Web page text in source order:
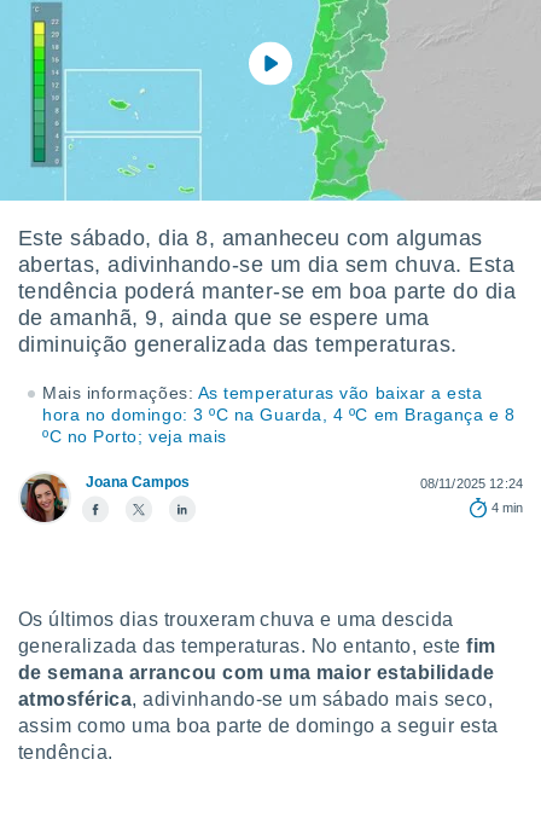
e
forma
digital
permite-
a nossa
de alta
botão
a
todos os
ou
no
como
um perfil
lhe
e
com
ACEITAR
CONTINUAR
CONFIGURAÇÕES
Este sábado, dia 8, amanheceu com algumas
abertas, adivinhando-se um dia sem chuva. Esta
tendência poderá manter-se em boa parte do dia
de amanhã, 9, ainda que se espere uma
diminuição generalizada das temperaturas.
Mais informações: As temperaturas vão baixar a esta
hora no domingo: 3 ºC na Guarda, 4 ºC em Bragança e 8
ºC no Porto; veja mais
Joana Campos
08/11/2025 12:24
4 min
Os últimos dias trouxeram chuva e uma descida
generalizada das temperaturas. No entanto, estefim
de semana arrancou com uma maior estabilidade
atmosférica, adivinhando-se um sábado mais seco,
assim como uma boa parte de domingo a seguir esta
tendência.